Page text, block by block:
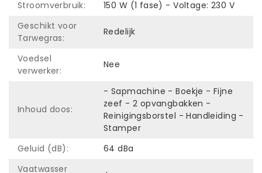
Stroomverbruik:
150 W (1 fase) - Voltage: 230 V
Geschikt voor
Tarwegras:
Redelijk
Voedsel
verwerker:
Nee
Inhoud doos:
- Sapmachine - Boekje - Fijne
zeef - 2 opvangbakken -
Reinigingsborstel - Handleiding -
Stamper
Geluid (dB):
64 dBa
Vaatwasser